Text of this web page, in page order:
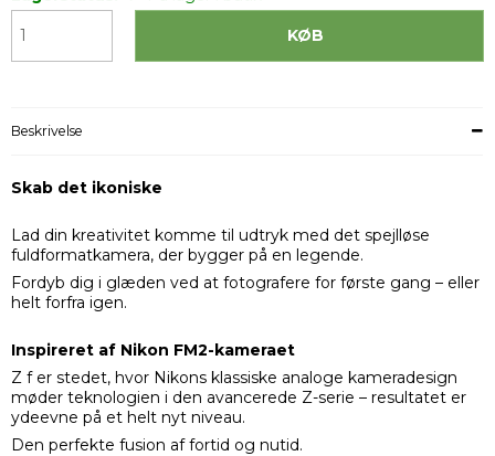
KØB
Beskrivelse
Skab det ikoniske
Lad din kreativitet komme til udtryk med det spejlløse
fuldformatkamera, der bygger på en legende.
Fordyb dig i glæden ved at fotografere for første gang – eller
helt forfra igen.
Inspireret af Nikon FM2-kameraet
Z f er stedet, hvor Nikons klassiske analoge kameradesign
møder teknologien i den avancerede Z-serie – resultatet er
ydeevne på et helt nyt niveau.
Den perfekte fusion af fortid og nutid.